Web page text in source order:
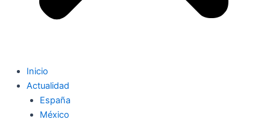
Inicio
Actualidad
España
México